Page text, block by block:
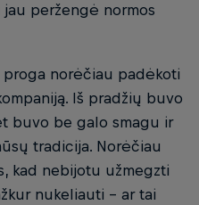
peržengė normos
proga norėčiau padėkoti
Iš pradžių buvo
buvo be galo smagu ir
tradicija. Norėčiau
kad nebijotu užmegzti
nukeliauti – ar tai